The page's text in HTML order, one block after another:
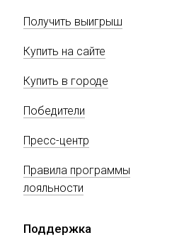
Получить выигрыш
Купить на сайте
Купить в городе
Победители
Пресс-центр
Правила программы
лояльности
Поддержка